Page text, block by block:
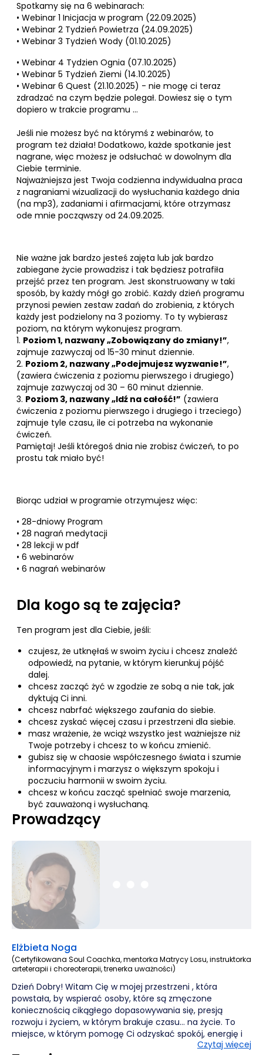
Spotkamy się na 6 webinarach:
• Webinar 1 Inicjacja w program (22.09.2025)
• Webinar 2 Tydzień Powietrza (24.09.2025)
• Webinar 3 Tydzień Wody (01.10.2025)
• Webinar 4 Tydzien Ognia (07.10.2025)
• Webinar 5 Tydzień Ziemi (14.10.2025)
• Webinar 6 Quest (21.10.2025) - nie mogę ci teraz
zdradzać na czym będzie polegał. Dowiesz się o tym
dopiero w trakcie programu …
Jeśli nie możesz być na którymś z webinarów, to
program też działa! Dodatkowo, każde spotkanie jest
nagrane, więc możesz je odsłuchać w dowolnym dla
Ciebie terminie.
Najważniejsza jest Twoja codzienna indywidualna praca
z nagraniami wizualizacji do wysłuchania każdego dnia
(na mp3), zadaniami i afirmacjami, które otrzymasz
ode mnie począwszy od 24.09.2025.
Nie ważne jak bardzo jesteś zajęta lub jak bardzo
zabiegane życie prowadzisz i tak będziesz potrafiła
przejść przez ten program. Jest skonstruowany w taki
sposób, by każdy mógł go zrobić. Każdy dzień programu
przynosi pewien zestaw zadań do zrobienia, z których
każdy jest podzielony na 3 poziomy. To ty wybierasz
poziom, na którym wykonujesz program.
1. Poziom 1, nazwany „Zobowiązany do zmiany!”,
zajmuje zazwyczaj od 15-30 minut dziennie.
2. Poziom 2, nazwany „Podejmujesz wyzwanie!”,
(zawiera ćwiczenia z poziomu pierwszego i drugiego)
zajmuje zazwyczaj od 30 – 60 minut dziennie.
3. Poziom 3, nazwany „Idź na całość!” (zawiera
ćwiczenia z poziomu pierwszego i drugiego i trzeciego)
zajmuje tyle czasu, ile ci potrzeba na wykonanie
ćwiczeń.
Pamiętaj! Jeśli któregoś dnia nie zrobisz ćwiczeń, to po
prostu tak miało być!
Biorąc udział w programie otrzymujesz więc:
• 28-dniowy Program
• 28 nagrań medytacji
• 28 lekcji w pdf
• 6 webinarów
• 6 nagrań webinarów
Dla kogo są te zajęcia?
Ten program jest dla Ciebie, jeśli:
czujesz, że utknęłaś w swoim życiu i chcesz znaleźć
odpowiedź, na pytanie, w którym kierunkuj pójść
dalej.
chcesz zacząć żyć w zgodzie ze sobą a nie tak, jak
dyktują Ci inni.
chcesz nabrfać większego zaufania do siebie.
chcesz zyskać więcej czasu i przestrzeni dla siebie.
masz wrażenie, że wciąż wszystko jest ważniejsze niż
Twoje potrzeby i chcesz to w końcu zmienić.
gubisz się w chaosie współczesnego świata i szumie
informacyjnym i marzysz o większym spokoju i
poczuciu harmonii w swoim życiu.
chcesz w końcu zacząć spełniać swoje marzenia,
być zauważoną i wysłuchaną.
Prowadzący
Elżbieta Noga
(Certyfikowana Soul Coachka, mentorka Matrycy Losu, instruktorka
arteterapii i choreoterapii, trenerka uważności)
Dzień Dobry! Witam Cię w mojej przestrzeni , która
powstała, by wspierać osoby, które są zmęczone
koniecznością cikągłego dopasowywania się, presją
rozwoju i życiem, w którym brakuje czasu… na życie. To
miejsce, w którym pomogę Ci odzyskać spokój, energię i
przyjemność życia. Nazywam się Elżbieta Noga i jestem
Czytaj więcej